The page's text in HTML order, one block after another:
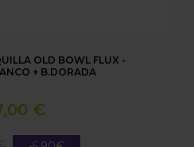
OLD BOWL FLUX -
+ B.DORADA
€